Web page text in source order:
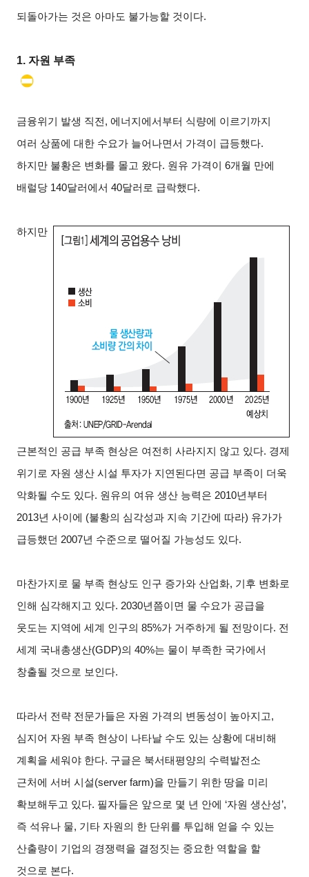
되돌아가는 것은 아마도 불가능할 것이다.
1.자원 부족
금융위기 발생 직전, 에너지에서부터 식량에 이르기까지
여러 상품에 대한 수요가 늘어나면서 가격이 급등했다.
하지만 불황은 변화를 몰고 왔다. 원유 가격이 6개월 만에
배럴당 140달러에서 40달러로 급락했다.
하지만
근본적인 공급 부족 현상은 여전히 사라지지 않고 있다. 경제
위기로 자원 생산 시설 투자가 지연된다면 공급 부족이 더욱
악화될 수도 있다. 원유의 여유 생산 능력은 2010년부터
2013년 사이에 (불황의 심각성과 지속 기간에 따라) 유가가
급등했던 2007년 수준으로 떨어질 가능성도 있다.
마찬가지로 물 부족 현상도 인구 증가와 산업화, 기후 변화로
인해 심각해지고 있다. 2030년쯤이면 물 수요가 공급을
웃도는 지역에 세계 인구의 85%가 거주하게 될 전망이다. 전
세계 국내총생산(GDP)의 40%는 물이 부족한 국가에서
창출될 것으로 보인다.
따라서 전략 전문가들은 자원 가격의 변동성이 높아지고,
심지어 자원 부족 현상이 나타날 수도 있는 상황에 대비해
계획을 세워야 한다. 구글은 북서태평양의 수력발전소
근처에 서버 시설(server farm)을 만들기 위한 땅을 미리
확보해두고 있다. 필자들은 앞으로 몇 년 안에 ‘자원 생산성’,
즉 석유나 물, 기타 자원의 한 단위를 투입해 얻을 수 있는
산출량이 기업의 경쟁력을 결정짓는 중요한 역할을 할
것으로 본다.